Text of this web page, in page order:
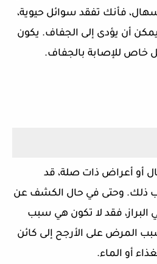
فأنك تفقد سوائل حيوية،
أن يؤدى إلى الجفاف. يكون
خاص للإصابة بالجفاف.
أو أعراض ذات صلة، قد
وحتى في حال الكشف عن
البراز، فقد لا تكون هي سبب
المرض على الأرجح إلى كائن
أو الماء.